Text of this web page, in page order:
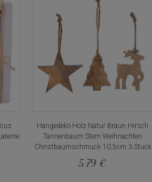
Hängedeko Holz Natur Braun Hirsch
Tannenbaum Stern Weihnachten
Christbaumschmuck 10,5cm 3 Stück
5,79 €